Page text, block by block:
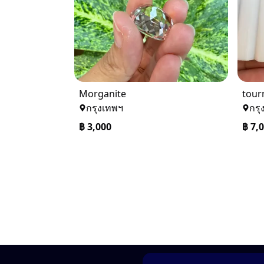
Morganite
กรุงเทพฯ
฿3,000
กรุ
฿